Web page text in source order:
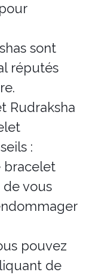
sont
réputés
Rudraksha
:
bracelet
vous
pouvez
de